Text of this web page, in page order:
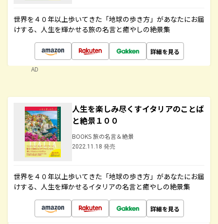
世界を４０年以上歩いてきた「地球の歩き方」があなたにお届
けする、人生を輝かせる旅の名言と癒やしの絶景集
詳細を見る
AD
人生を楽しみ尽くすイタリアのことば
と絶景１００
BOOKS 旅の名言＆絶景
2022.11.18 発売
世界を４０年以上歩いてきた「地球の歩き方」があなたにお届
けする、人生を輝かせるイタリアの名言と癒やしの絶景集
詳細を見る